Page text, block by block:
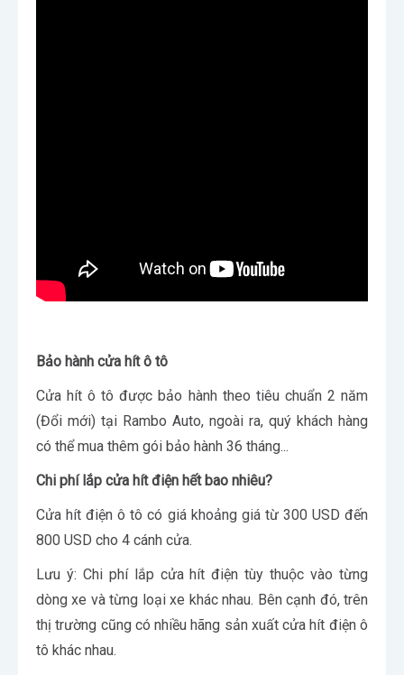
Bảo hành cửa hít ô tô
Cửa hít ô tô được bảo hành theo tiêu chuẩn 2 năm
(Đổi mới) tại Rambo Auto, ngoài ra, quý khách hàng
có thể mua thêm gói bảo hành 36 tháng...
Chi phí lắp cửa hít điện hết bao nhiêu?
Cửa hít điện ô tô có giá khoảng giá từ 300 USD đến
800 USD cho 4 cánh cửa.
Lưu ý: Chi phí lắp cửa hít điện tùy thuộc vào từng
dòng xe và từng loại xe khác nhau. Bên cạnh đó, trên
thị trường cũng có nhiều hãng sản xuất cửa hít điện ô
tô khác nhau.